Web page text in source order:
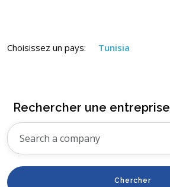
Choisissez un pays: Tunisia
Rechercher une entreprise
Chercher